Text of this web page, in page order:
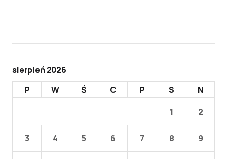
sierpień 2026
P
W Ś C P S
N
1
2
3 4 5 6 7 8 9